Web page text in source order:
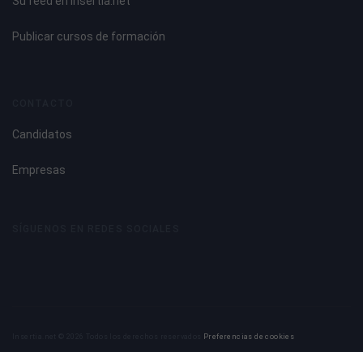
Publicar cursos de formación
Candidatos
Empresas
Preferencias de cookies